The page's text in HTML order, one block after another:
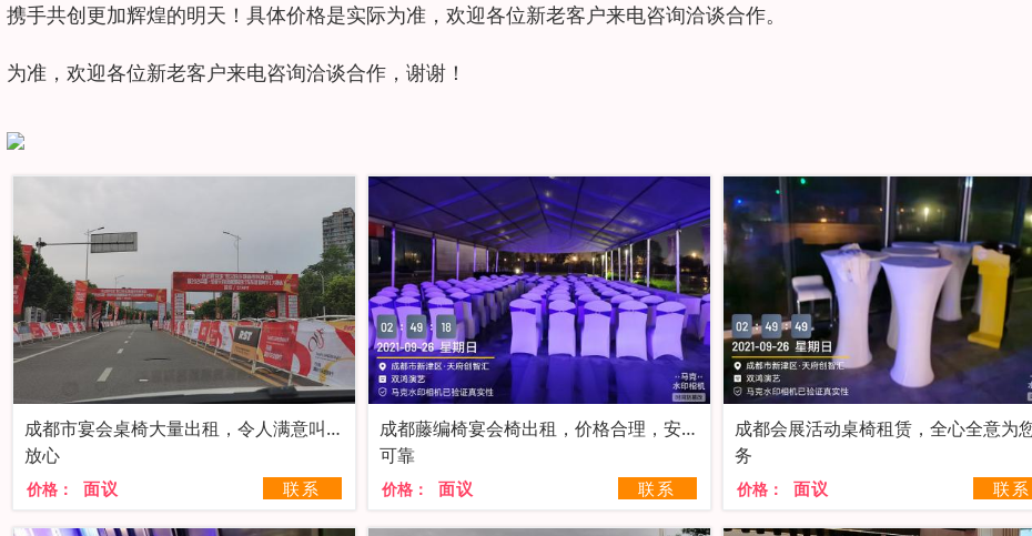
携手共创更加辉煌的明天！具体价格是实际为准，欢迎各位新老客户来电咨询洽谈合作。
为准，欢迎各位新老客户来电咨询洽谈合作，谢谢！
成都市宴会桌椅大量出租，令人满意叫人
放心
价格： 面议 联系
成都藤编椅宴会椅出租，价格合理，安全
可靠
价格： 面议 联系
成都会展活动桌椅租赁，全心全意为
务
价格： 面议 联系